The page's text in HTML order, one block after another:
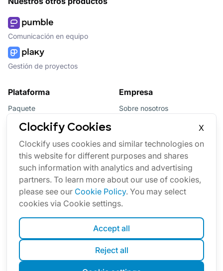
Comunicación en equipo
Gestión de proyectos
Plataforma
Paquete
Bundle
Actualizaciones
Marketplace
Empresa
Sobre nosotros
Marca
CookiesCondicionesPrivacidadSeguridadMapa del sitio
Español
Clockify Cookies
X
Clockify uses cookies and similar technologies on
this website for different purposes and shares
such information with analytics and advertising
partners. To learn more about our use of cookies,
please see our Cookie Policy. You may select
cookies via Cookie settings.
Accept all
Reject all